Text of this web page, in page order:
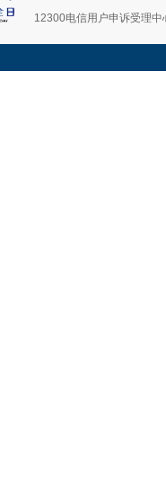
12300电信用户申诉受理中